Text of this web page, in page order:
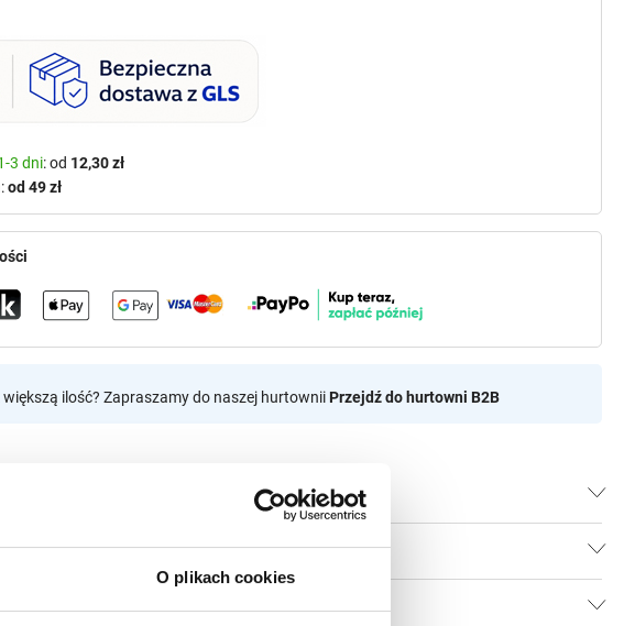
O plikach cookies
większą ilość? Zapraszamy do naszej hurtowniiPrzejdź do hurtowni B2B
3 dni: od 12,30 zł
od 49 zł